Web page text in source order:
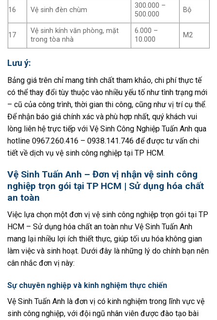
16 Vệ sinh đèn chùm
300.000 –
500.000
Bộ
17
Vệ sinh kính văn phòng, mặt
trong tòa nhà
6.000 –
10.000
M2
Lưu ý:
Bảng giá trên chỉ mang tính chất tham khảo, chi phí thực tế
có thể thay đổi tùy thuộc vào nhiều yếu tố như tình trạng mới
– cũ của công trình, thời gian thi công, cũng như vị trí cụ thể.
Để nhận báo giá chính xác và phù hợp nhất, quý khách vui
lòng liên hệ trực tiếp với Vệ Sinh Công Nghiệp Tuấn Anh qua
hotline 0967.260.416 – 0938.141.746 để được tư vấn chi
tiết về dịch vụ vệ sinh công nghiệp tại TP HCM.
Vệ Sinh Tuấn Anh – Đơn vị nhận vệ sinh công
nghiệp trọn gói tại TP HCM | Sử dụng hóa chất
an toàn
Việc lựa chọn một đơn vị vệ sinh công nghiệp trọn gói tại TP
HCM – Sử dụng hóa chất an toàn như Vệ Sinh Tuấn Anh
mang lại nhiều lợi ích thiết thực, giúp tối ưu hóa không gian
làm việc và sinh hoạt. Dưới đây là những lý do chính bạn nên
cân nhắc đơn vị này:
Sự chuyên nghiệp và kinh nghiệm thực chiến
Vệ Sinh Tuấn Anh là đơn vị có kinh nghiệm trong lĩnh vực vệ
sinh công nghiệp, với đội ngũ nhân viên được đào tạo bài